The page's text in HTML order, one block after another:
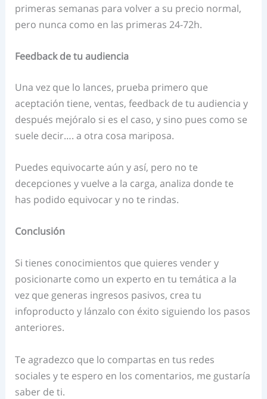
primeras semanas para volver a su precio normal,
pero nunca como en las primeras 24-72h.
Feedback de tu audiencia
Una vez que lo lances, prueba primero que
aceptación tiene, ventas, feedback de tu audiencia y
después mejóralo si es el caso, y sino pues como se
suele decir…. a otra cosa mariposa.
Puedes equivocarte aún y así, pero no te
decepciones y vuelve a la carga, analiza donde te
has podido equivocar y no te rindas.
Conclusión
Si tienes conocimientos que quieres vender y
posicionarte como un experto en tu temática a la
vez que generas ingresos pasivos, crea tu
infoproducto y lánzalo con éxito siguiendo los pasos
anteriores.
Te agradezco que lo compartas en tus redes
sociales y te espero en los comentarios, me gustaría
saber de ti.